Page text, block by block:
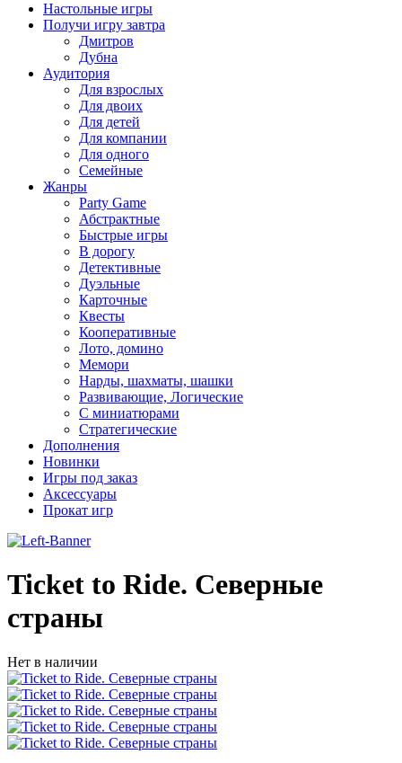
Настольные игры
Получи игру завтра
Дмитров
Дубна
Аудитория
Для взрослых
Для двоих
Для детей
Для компании
Для одного
Семейные
Жанры
Party Game
Абстрактные
Быстрые игры
В дорогу
Детективные
Дуэльные
Карточные
Квесты
Кооперативные
Лото, домино
Мемори
Нарды, шахматы, шашки
Развивающие, Логические
С миниатюрами
Стратегические
Дополнения
Новинки
Игры под заказ
Аксессуары
Прокат игр
Ticket to Ride. Северные
страны
Нет в наличии